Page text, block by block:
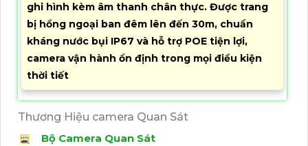
ghi hình kèm âm thanh chân thực. Được trang
bị hồng ngoại ban đêm lên đến 30m, chuẩn
kháng nước bụi IP67 và hỗ trợ POE tiện lợi,
camera vận hành ổn định trong mọi điều kiện
thời tiết
Thương Hiệu camera Quan Sát
Bộ Camera Quan Sát